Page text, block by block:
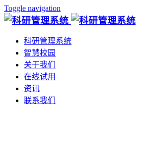
Toggle navigation
科研管理系统
智慧校园
关于我们
在线试用
资讯
联系我们